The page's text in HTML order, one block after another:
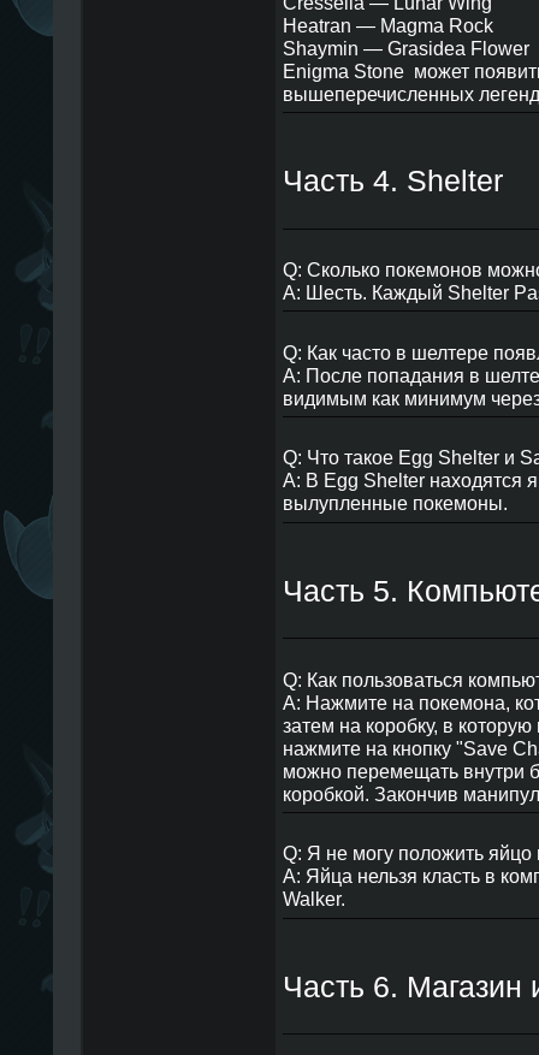
Heatran — Magma Rock
Shaymin — Grasidea Flower
Enigma Stone может
вышеперечисленных легенд
Часть 4. Shelter
Q: Сколько покемонов
A: Шесть. Каждый Shelter
Q: Как часто в шелтере
A: После попадания в
видимым как минимум
Q: Что такое Egg Shelter и
A: В Egg Shelter находятся
вылупленные покемоны.
Часть 5.
Q: Как пользоваться
A: Нажмите на покемона,
затем на коробку, в
нажмите на кнопку "Save
можно перемещать внутри
коробкой. Закончив
Q: Я не могу положить яйцо
A: Яйца нельзя класть в
Walker.
Часть 6. Магазин